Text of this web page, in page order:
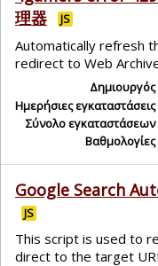
理器
JS
Automatically refresh
redirect to Web
Δημιουργός
Ημερήσιες εγκαταστάσεις
Σύνολο εγκαταστάσεων
Βαθμολογίες
Google Search
JS
This script is used to
direct to the target